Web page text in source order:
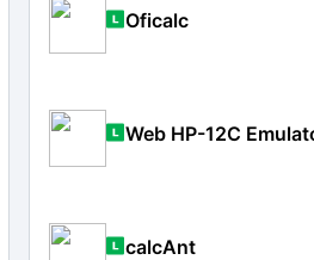
Oficalc
Web HP-12C
calcAnt